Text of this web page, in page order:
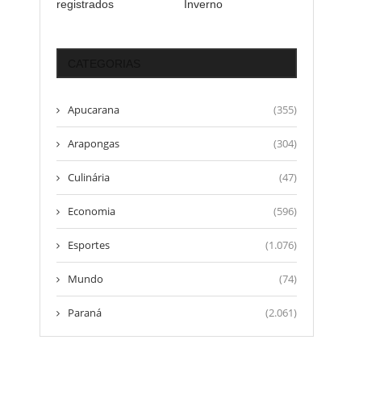
registrados
Inverno
Apucarana (355)
Arapongas (304)
Culinária (47)
Economia (596)
Esportes (1.076)
Mundo (74)
Paraná (2.061)